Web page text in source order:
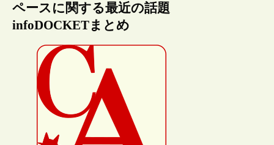
ペースに関する最近の話題
infoDOCKETまとめ